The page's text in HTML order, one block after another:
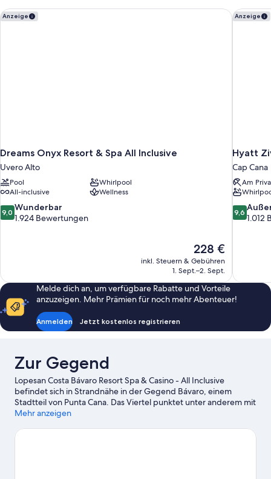
Anzeige
Dreams Onyx Resort & Spa All Inclusive
Uvero Alto
Pool
Whirlpool
All-inclusive
Wellness
9.0
von
9,0 Wunderbar
1.924 Bewertungen
Der
Preis
beträgt
228 €
inkl. Steuern & Gebühren
1. Sept.–2. Sept.
Dreams Onyx Resort & Spa All Inclusive Anzeige
Hyatt
Cap Cana
Am
9.6
von
9,6
1.012
Hyatt
Melde dich an, um verfügbare Rabatte und Vorteile
anzuzeigen. Mehr Prämien für noch mehr Abenteuer!
Anmelden Jetzt kostenlos registrieren
Zur Gegend
Lopesan Costa Bávaro Resort Spa & Casino - All Inclusive
befindet sich in Strandnähe in der Gegend Bávaro, einem
Stadtteil von Punta Cana. Das Viertel punktet unter anderem mit
guten Einkaufsmöglichkeiten. Golfclub Cana Bay ist einen
lieber die Natur der Region bewundern möchte, sollte
Mehr anzeigen